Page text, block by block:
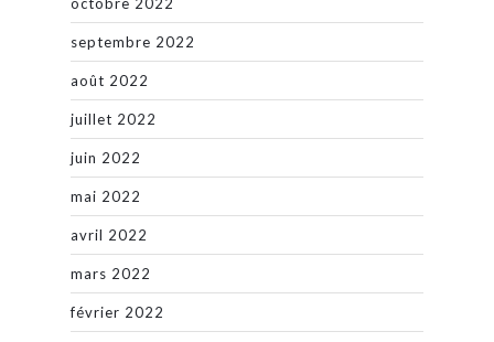
septembre 2022
août 2022
juillet 2022
juin 2022
mai 2022
avril 2022
mars 2022
février 2022